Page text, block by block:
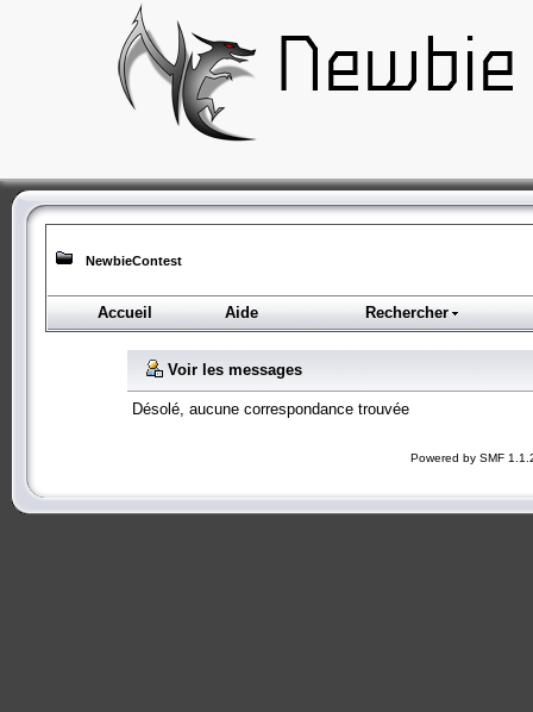
NewbieContest
Accueil Aide Rechercher
Voir les messages
Désolé, aucune correspondance trouvée
Powered by SMF